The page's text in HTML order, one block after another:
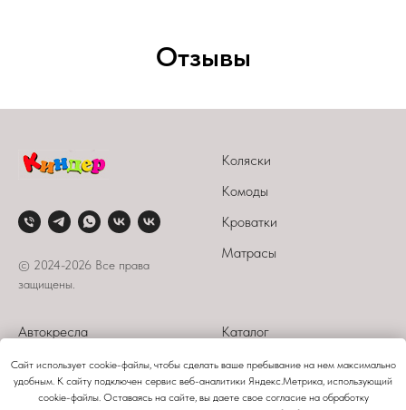
Сайт использует cookie-файлы, чтобы сделать ваше пребывание на нем максимально
удобным. К сайту подключен сервис веб-аналитики Яндекс.Метрика, использующий
cookie-файлы. Оставаясь на сайте, вы даете свое согласие на обработку
Отзывы
© 2024-2026 Все права
защищены.
Коляски
Комоды
Кроватки
Матрасы
Автокресла
Стульчики
Манежи
Каталог
О компании
Оплата и доставка